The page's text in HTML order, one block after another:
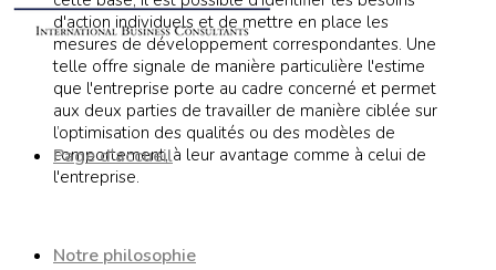
Page d'accueil
Notre philosophie
d'action individuels et de mettre en place les
mesures de développement correspondantes. Une
telle offre signale de manière particulière l'estime
que l'entreprise porte au cadre concerné et permet
aux deux parties de travailler de manière ciblée sur
l’optimisation des qualités ou des modèles de
comportement, à leur avantage comme à celui de
l'entreprise.